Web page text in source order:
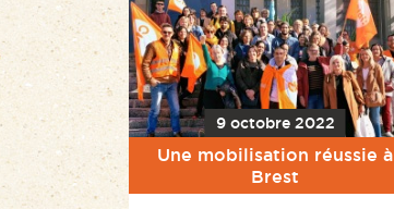
9 octobre 2022
Une mobilisation réussie à
Brest